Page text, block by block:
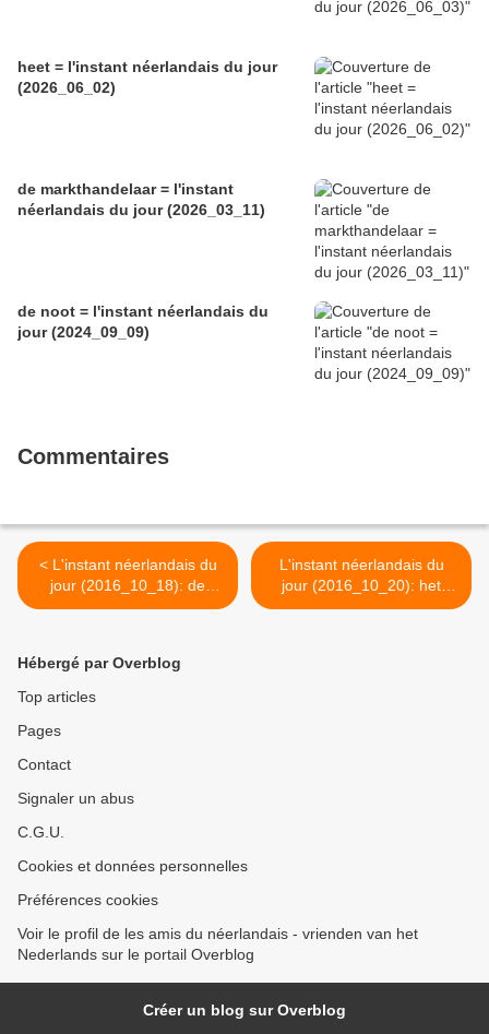
heet = l'instant néerlandais du jour
(2026_06_02)
de markthandelaar = l'instant
néerlandais du jour (2026_03_11)
de noot = l'instant néerlandais du
jour (2024_09_09)
Commentaires
< L'instant néerlandais du
jour (2016_10_18): de
Mobiele Eenheid
L'instant néerlandais du
jour (2016_10_20): het
leger >
Hébergé par Overblog
Top articles
Pages
Contact
Signaler un abus
C.G.U.
Cookies et données personnelles
Préférences cookies
Voir le profil de les amis du néerlandais - vrienden van het
Nederlands sur le portail Overblog
Créer un blog sur Overblog